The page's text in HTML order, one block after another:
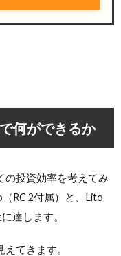
何ができるか
の投資効率を考えてみ
RC 2付属）と、Lito
達します。
てきます。